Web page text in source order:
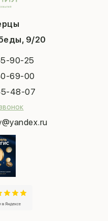
9/20
90-25
69-00
48-07